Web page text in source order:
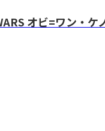
オビ=ワン・